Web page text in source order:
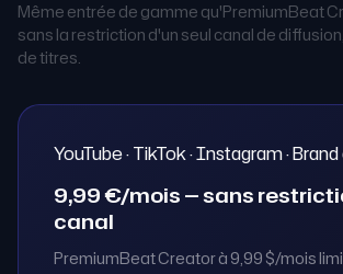
Même entrée de gamme qu'PremiumBeat
sans la restriction d'un seul canal de
de titres.
YouTube · TikTok · Instagram ·
9,99 €/mois — sans
canal
PremiumBeat Creator à 9,99 $/mois